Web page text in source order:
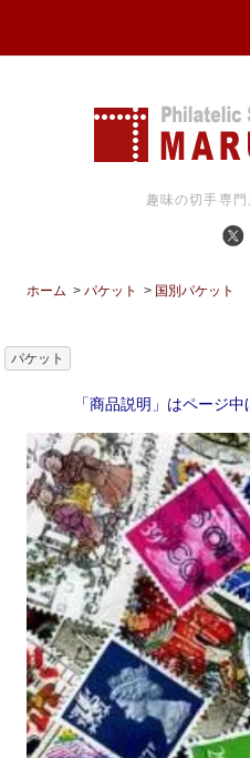
趣味の切手専
ホーム >パケット > 国別パケット
パケット
「商品説明」はページ